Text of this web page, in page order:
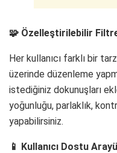
🧩 Özelleştirilebilir
Her kullanıcı farklı bir
üzerinde düzenleme
istediğiniz dokunuşları
yoğunluğu, parlaklık,
yapabilirsiniz.
📱 Kullanıcı Dostu